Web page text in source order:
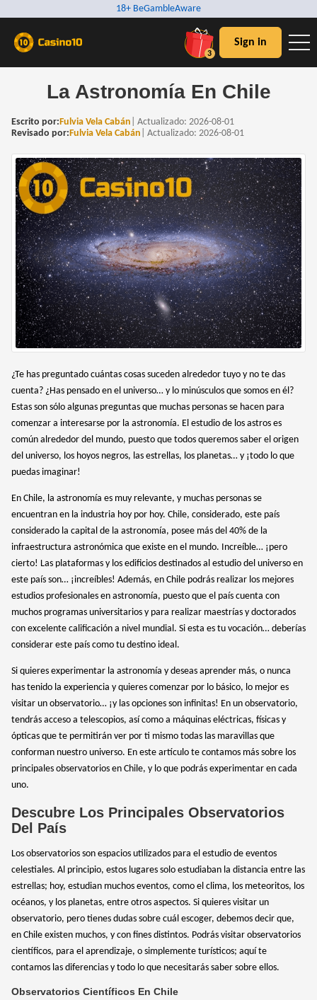
18+ BeGambleAware
3
Sign in
La Astronomía En Chile
Escrito por:Fulvia Vela Cabán Actualizado: 2026-08-01
Revisado por:Fulvia Vela Cabán Actualizado: 2026-08-01
¿Te has preguntado cuántas cosas suceden alrededor tuyo y no te das
cuenta? ¿Has pensado en el universo… y lo minúsculos que somos en él?
Estas son sólo algunas preguntas que muchas personas se hacen para
comenzar a interesarse por la astronomía. El estudio de los astros es
común alrededor del mundo, puesto que todos queremos saber el origen
del universo, los hoyos negros, las estrellas, los planetas… y ¡todo lo que
puedas imaginar!
En Chile, la astronomía es muy relevante, y muchas personas se
encuentran en la industria hoy por hoy. Chile, considerado, este país
considerado la capital de la astronomía, posee más del 40% de la
infraestructura astronómica que existe en el mundo. Increíble… ¡pero
cierto! Las plataformas y los edificios destinados al estudio del universo en
este país son… ¡increíbles! Además, en Chile podrás realizar los mejores
estudios profesionales en astronomía, puesto que el país cuenta con
muchos programas universitarios y para realizar maestrías y doctorados
con excelente calificación a nivel mundial. Si esta es tu vocación… deberías
considerar este país como tu destino ideal.
Si quieres experimentar la astronomía y deseas aprender más, o nunca
has tenido la experiencia y quieres comenzar por lo básico, lo mejor es
visitar un observatorio… ¡y las opciones son infinitas! En un observatorio,
tendrás acceso a telescopios, así como a máquinas eléctricas, físicas y
ópticas que te permitirán ver por ti mismo todas las maravillas que
conforman nuestro universo. En este artículo te contamos más sobre los
principales observatorios en Chile, y lo que podrás experimentar en cada
uno.
Descubre Los Principales Observatorios
Del País
Los observatorios son espacios utilizados para el estudio de eventos
celestiales. Al principio, estos lugares solo estudiaban la distancia entre las
estrellas; hoy, estudian muchos eventos, como el clima, los meteoritos, los
océanos, y los planetas, entre otros aspectos. Si quieres visitar un
observatorio, pero tienes dudas sobre cuál escoger, debemos decir que,
en Chile existen muchos, y con fines distintos. Podrás visitar observatorios
científicos, para el aprendizaje, o simplemente turísticos; aquí te
contamos las diferencias y todo lo que necesitarás saber sobre ellos.
Observatorios Científicos En Chile